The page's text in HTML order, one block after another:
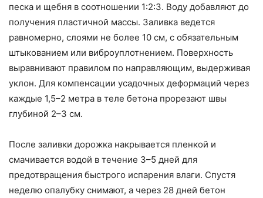
песка и щебня в соотношении 1:2:3. Воду добавляют до
получения пластичной массы. Заливка ведется
равномерно, слоями не более 10 см, с обязательным
штыкованием или виброуплотнением. Поверхность
выравнивают правилом по направляющим, выдерживая
уклон. Для компенсации усадочных деформаций через
каждые 1,5–2 метра в теле бетона прорезают швы
глубиной 2–3 см.
После заливки дорожка накрывается пленкой и
смачивается водой в течение 3–5 дней для
предотвращения быстрого испарения влаги. Спустя
неделю опалубку снимают, а через 28 дней бетон